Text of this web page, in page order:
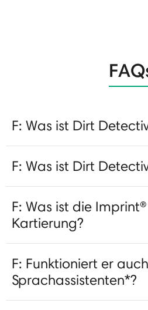
F: Was ist Dirt
F: Was ist Dirt
F: Was ist die
Kartierung?
F: Funktioniert er
Sprachassistenten*?